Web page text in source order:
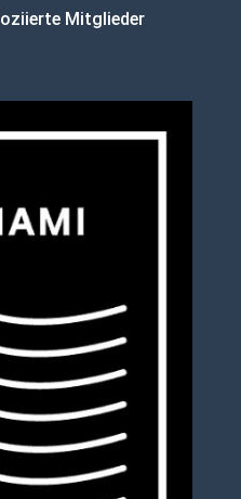
Mitglieder